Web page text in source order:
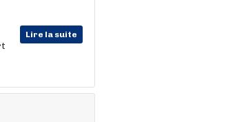
Lire la suite